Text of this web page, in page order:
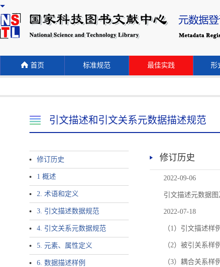
首页 标准规范 最佳实践 形
引文描述和引文关系元数据描述规范
修订历史
1 概述
2. 术语和定义
3. 引文描述数据规范
4. 引文关系元数据规范
5. 元素、属性定义
6. 数据描述样例
修订历史
2022-09-06
引文描述元数据
2022-07-18
（1）引文描述样
（2）被引关系
（3）耦合关系